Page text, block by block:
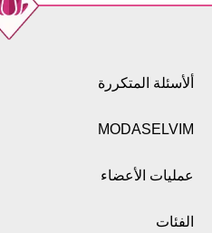
ألأسئلة المتكررة
MODASELVIM
عمليات الأعضاء
الفئات